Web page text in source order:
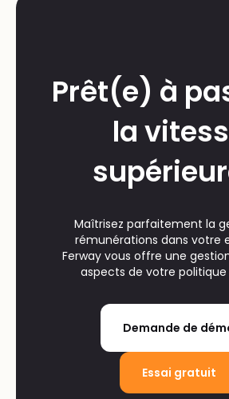
Prêt(e) à
la
Maîtrisez parfaitement la
rémunérations dans votre
Ferway vous offre une
aspects de votre politique
Demande de
Essai gratuit